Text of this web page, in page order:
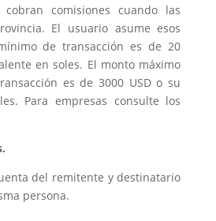
comisiones cuando las
El usuario asume esos
de transacción es de 20
en soles. El monto máximo
es de 3000 USD o su
Para empresas consulte los
del remitente y destinatario
persona.